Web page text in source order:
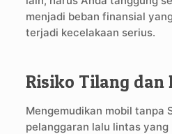
menjadi beban finansial
terjadi kecelakaan serius.
Risiko Tilang dan
Mengemudikan mobil tanpa
pelanggaran lalu lintas yang